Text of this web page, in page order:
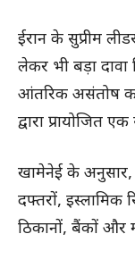
ईरान के सुप्रीम
लेकर भी बड़ा दावा
आंतरिक असंतोष
द्वारा प्रायोजित
खामेनेई के अनुसार,
दफ्तरों, इस्लामिक
ठिकानों, बैंकों और